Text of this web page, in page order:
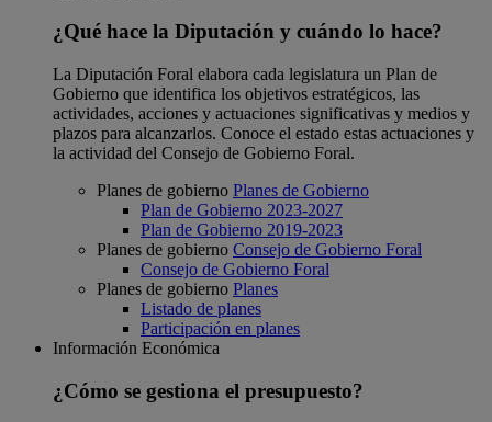
¿Qué hace la Diputación y cuándo lo hace?
La Diputación Foral elabora cada legislatura un Plan de
Gobierno que identifica los objetivos estratégicos, las
actividades, acciones y actuaciones significativas y medios y
plazos para alcanzarlos. Conoce el estado estas actuaciones y
la actividad del Consejo de Gobierno Foral.
Planes de gobierno Planes de Gobierno
Plan de Gobierno 2023-2027
Plan de Gobierno 2019-2023
Planes de gobierno Consejo de Gobierno Foral
Consejo de Gobierno Foral
Planes de gobierno Planes
Listado de planes
Participación en planes
Información Económica
¿Cómo se gestiona el presupuesto?